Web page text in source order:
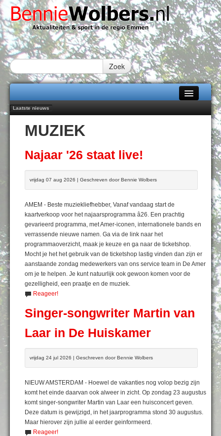
Zoek
Home
Alle categorieën
Over Bennie Wolbers
Adverteren
Contact / Tiplijn
Fotoboek
Laatste nieuws
nieuwe rugsponsor
Najaar '26 staat live!
Emmen wint op Open Dag overtuigend van Almere City
ZATERDAG 08 AUG 2026
MUZIEK
Najaar '26 staat live!
vrijdag 07 aug 2026 | Geschreven door Bennie Wolbers
AMEM - Beste muziekliefhebber, Vanaf vandaag start de
kaartverkoop voor het najaarsprogramma â26. Een prachtig
gevarieerd programma, met Amer-iconen, internationele bands en
verrassende nieuwe namen. Ga via de link naar het
programmaoverzicht, maak je keuze en ga naar de ticketshop.
Mocht je het het gebruik van de ticketshop lastig vinden dan zijn er
aanstaande zondag medewerkers van ons service team in De Amer
om je te helpen. Je kunt natuurlijk ook gewoon komen voor de
gezelligheid, een praatje en de muziek.
Reageer!
Singer-songwriter Martin van
Laar in De Huiskamer
vrijdag 24 jul 2026 | Geschreven door Bennie Wolbers
NIEUW AMSTERDAM - Hoewel de vakanties nog volop bezig zijn
komt het einde daarvan ook alweer in zicht. Op zondag 23 augustus
komt singer-songwriter Martin van Laar een huisconcert geven.
Deze datum is gewijzigd, in het jaarprogramma stond 30 augustus.
Maar hierover zijn jullie al eerder geinformeerd.
Reageer!